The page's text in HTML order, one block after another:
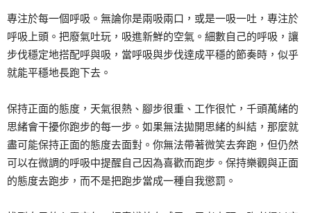
專注於每一個呼吸。無論你是兩吸兩口，或是一吸一吐，專注於
呼吸上頭。把廢氣吐玩，吸進新鮮的空氣。細數自己的呼吸，讓
步伐穩定地搭配呼與吸，當呼吸與步伐達成平穩的節奏時，似乎
就能平穩地長跑下去。
保持正面的態度，天氣很熱、腳步很重、工作很忙，千頭萬緒的
思緒會干擾你跑步的每一步。如果無法拋開思緒的糾結，那麼就
盡可能保持正面的態度去面對。你無法帶著微笑去奔跑，但仍然
可以在微調的呼吸中提醒自己因為喜歡而跑步。保持樂觀與正面
的態度去跑步，而不是把跑步當成一種自我懲罰。